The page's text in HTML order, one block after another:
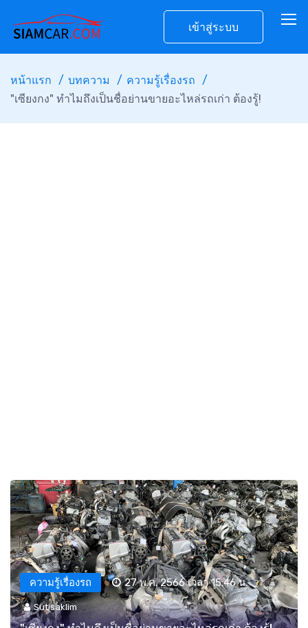
เข้าสู่ระบบ
หน้าแรก บทความ
ความรู้เรื่องรถ
"เซียงกง" ทำไมถึงเป็นชื่อย่านขายอะไหล่รถเก่า ต้องรู้!
ความรู้เรื่องรถ 27 พ.ค. 2566 เวลา 15:46 น.
Sutisaklim